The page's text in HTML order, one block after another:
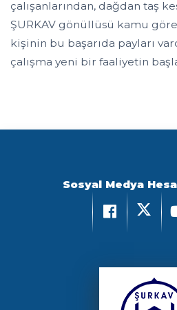
çalışanlarından, dağdan taş
ŞURKAV gönüllüsü kamu
kişinin bu başarıda payları
çalışma yeni bir faaliyetin
Sosyal Medya